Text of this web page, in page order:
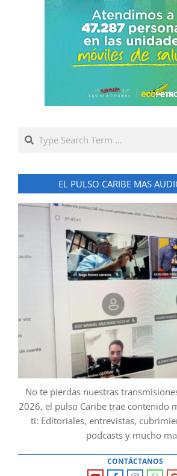
Search
EL PULSO CARIBE MAS
No te pierdas nuestras
2026, el pulso Caribe trae contenido
ti: Editoriales, entrevistas,
podcasts y mucho
CONTÁCTANOS